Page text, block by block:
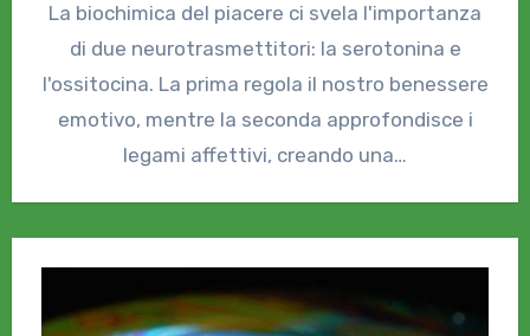
La biochimica del piacere ci svela l'importanza
di due neurotrasmettitori: la serotonina e
l'ossitocina. La prima regola il nostro benessere
emotivo, mentre la seconda approfondisce i
legami affettivi, creando una…